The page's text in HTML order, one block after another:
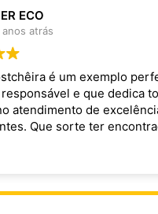
ECO
anos atrás
é um exemplo
e que dedica
atendimento de
Que sorte ter